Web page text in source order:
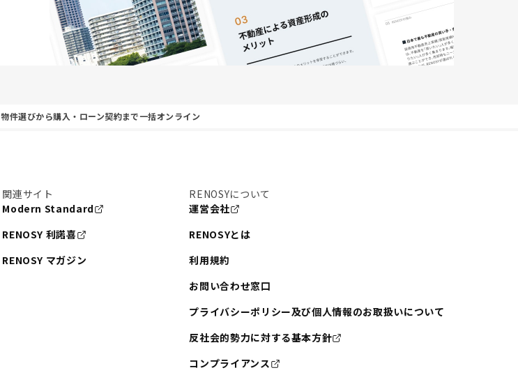
物件選びから購入・ローン契約まで一括オンライン
関連サイト
Modern Standard
RENOSY 利諾喜
RENOSY マガジン
RENOSYについて
運営会社
RENOSYとは
利用規約
お問い合わせ窓口
プライバシーポリシー及び個人情報のお取扱いについて
反社会的勢力に対する基本方針
コンプライアンス